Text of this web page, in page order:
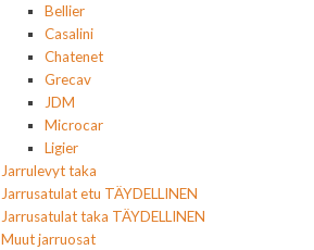
Bellier
Casalini
Chatenet
Grecav
JDM
Microcar
Ligier
Jarrulevyt taka
Jarrusatulat etu TÄYDELLINEN
Jarrusatulat taka TÄYDELLINEN
Muut jarruosat